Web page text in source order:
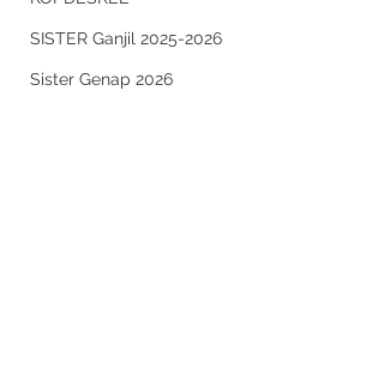
SISTER Ganjil 2025-2026
Sister Genap 2026